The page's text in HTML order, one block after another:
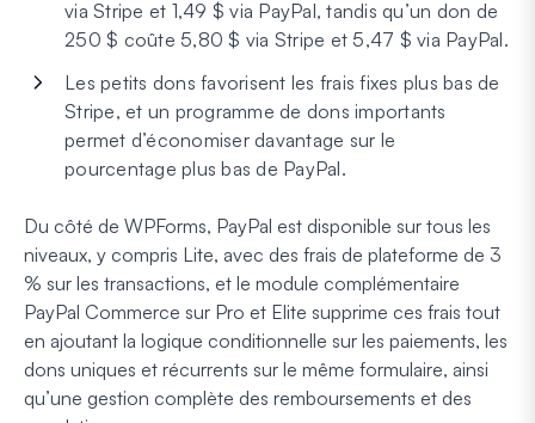
via Stripe et 1,49 $ via PayPal, tandis qu’un don de
250 $ coûte 5,80 $ via Stripe et 5,47 $ via PayPal.
Les petits dons favorisent les frais fixes plus bas de
Stripe, et un programme de dons importants
permet d’économiser davantage sur le
pourcentage plus bas de PayPal.
Du côté de WPForms, PayPal est disponible sur tous les
niveaux, y compris Lite, avec des frais de plateforme de 3
% sur les transactions, et le module complémentaire
PayPal Commerce sur Pro et Elite supprime ces frais tout
en ajoutant la logique conditionnelle sur les paiements, les
dons uniques et récurrents sur le même formulaire, ainsi
qu’une gestion complète des remboursements et des